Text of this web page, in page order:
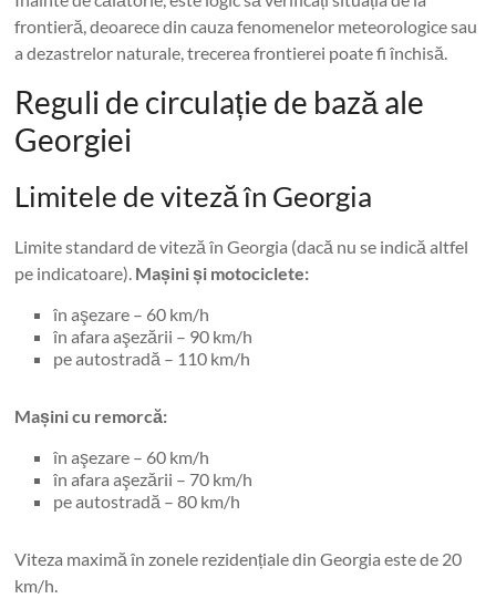
frontieră, deoarece din cauza fenomenelor meteorologice sau
a dezastrelor naturale, trecerea frontierei poate fi închisă.
Reguli de circulație de bază ale
Georgiei
Limitele de viteză în Georgia
Limite standard de viteză în Georgia (dacă nu se indică altfel
pe indicatoare). Mașini și motociclete:
în aşezare – 60 km/h
în afara aşezării – 90 km/h
pe autostradă – 110 km/h
Mașini cu remorcă:
în aşezare – 60 km/h
în afara aşezării – 70 km/h
pe autostradă – 80 km/h
Viteza maximă în zonele rezidențiale din Georgia este de 20
km/h.